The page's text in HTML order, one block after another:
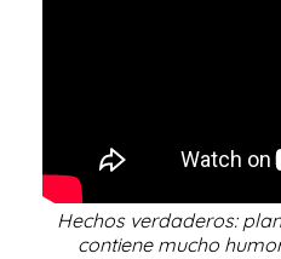
Hechos verdaderos:
contiene mucho